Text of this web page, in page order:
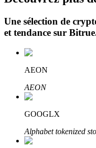
Investissement
Obtenez des
Une sélection de
et tendance sur Bitrue
AEON
AEON
GOOGLX
Alphabet tokenized